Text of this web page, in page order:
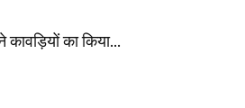
ने कावड़ियों का किया…